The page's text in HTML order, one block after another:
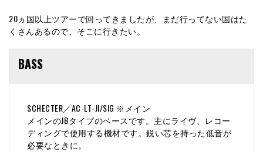
20ヵ国以上ツアーで回ってきましたが、まだ行ってない国はた
くさんあるので、そこに行きたい。
BASS
SCHECTER／AC-LT-JI/SIG ※メイン
メインのJBタイプのベースです。主にライヴ、レコー
ディングで使用する機材です。鋭い芯を持った低音が
必要なときに。